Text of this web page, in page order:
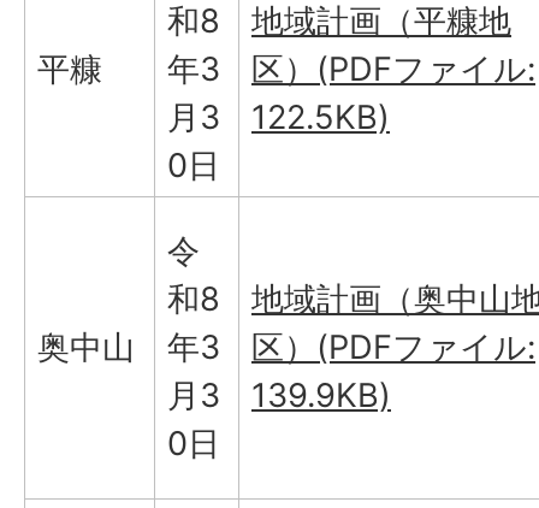
平糠
和8
年3
月3
0日
地域計画（平糠地
区）(PDFファイル:
122.5KB)
奥中山
令
和8
年3
月3
0日
地域計画（奥中山
区）(PDFファイル:
139.9KB)